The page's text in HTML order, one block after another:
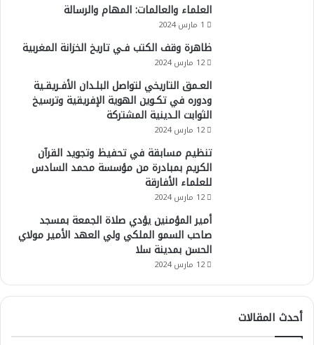
العلماء والعالمات: المهام والرسالة
1 مارس 2024
ظاهرة وقف الكتب فـي تاريخ الخزانة المغربية
12 مارس 2024
العـمق التاريخي لتواصل البلـدان الأفـريقـية
ودوره في تكـوين الهوية الإفريقية وترسيخ
الثوابت الـدينية المشتركة
12 مارس 2024
تنظيم مسابقة في تحفيظ وتجويد القرآن
الكريم بمبادرة من مؤسسة محمد السادس
للعلماء الأفارقة
12 مارس 2024
أمير المؤمنين يؤدي صلاة الجمعة بمسجد
صاحب السمو الملكي ولي العهد الأمير مولاي
الحسن بمدينة سلا
12 مارس 2024
أحدث المقالات